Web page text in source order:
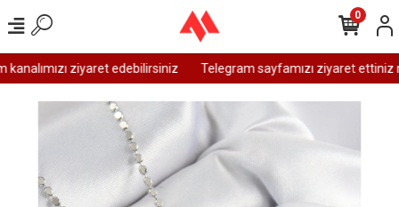
ziyaret edebilirsiniz Telegram sayfamızı ziyaret ettiniz
0